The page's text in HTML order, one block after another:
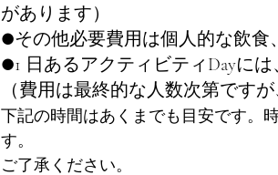
があります）
●その他必要費用は個人的な飲食
●1 日あるアクティビティDayに
（費用は最終的な人数次第です
下記の時間はあくまでも目安です。
す。
ご了承ください。